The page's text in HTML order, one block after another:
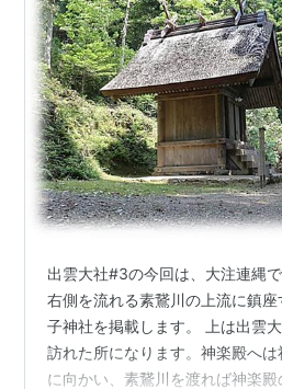
出雲大社#3の今回は、大注連縄
右側を流れる素鵞川の上流に鎮
子神社を掲載します。 上は出雲
訪れた所になります。神楽殿へ
に向かい、素鵞川を渡れば神楽殿